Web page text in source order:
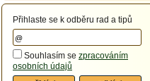
Přihlaste se k odběru rad a tipů
Souhlasím se zpracováním
osobních údajů